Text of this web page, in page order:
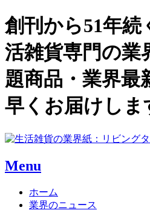
創刊から51年続
活雑貨専門の業
題商品・業界最
早くお届けしま
Menu
ホーム
業界のニュース